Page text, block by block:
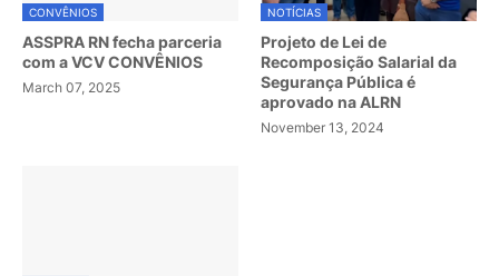
CONVÊNIOS
ASSPRA RN fecha parceria
com a VCV CONVÊNIOS
March 07, 2025
NOTÍCIAS
Projeto de Lei de
Recomposição Salarial da
Segurança Pública é
aprovado na ALRN
November 13, 2024